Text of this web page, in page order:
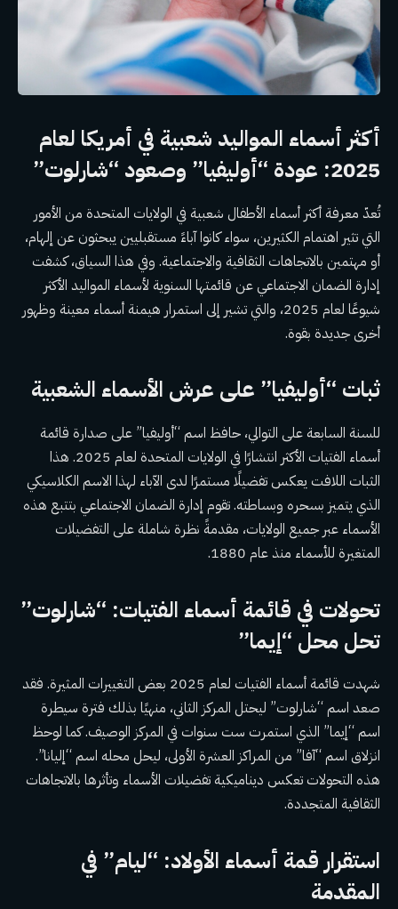
أكثر أسماء المواليد شعبية في أمريكا لعام
2025: عودة “أوليفيا” وصعود “شارلوت”
تُعدّ معرفة أكثر أسماء الأطفال شعبية في الولايات المتحدة من الأمور
التي تثير اهتمام الكثيرين، سواء كانوا آباءً مستقبليين يبحثون عن إلهام،
أو مهتمين بالاتجاهات الثقافية والاجتماعية. وفي هذا السياق، كشفت
إدارة الضمان الاجتماعي عن قائمتها السنوية لأسماء المواليد الأكثر
شيوعًا لعام 2025، والتي تشير إلى استمرار هيمنة أسماء معينة وظهور
أخرى جديدة بقوة.
ثبات “أوليفيا” على عرش الأسماء الشعبية
للسنة السابعة على التوالي، حافظ اسم “أوليفيا” على صدارة قائمة
أسماء الفتيات الأكثر انتشارًا في الولايات المتحدة لعام 2025. هذا
الثبات اللافت يعكس تفضيلًا مستمرًا لدى الآباء لهذا الاسم الكلاسيكي
الذي يتميز بسحره وبساطته. تقوم إدارة الضمان الاجتماعي بتتبع هذه
الأسماء عبر جميع الولايات، مقدمةً نظرة شاملة على التفضيلات
المتغيرة للأسماء منذ عام 1880.
تحولات في قائمة أسماء الفتيات: “شارلوت”
تحل محل “إيما”
شهدت قائمة أسماء الفتيات لعام 2025 بعض التغييرات المثيرة. فقد
صعد اسم “شارلوت” ليحتل المركز الثاني، منهيًا بذلك فترة سيطرة
اسم “إيما” الذي استمرت ست سنوات في المركز الوصيف. كما لوحظ
انزلاق اسم “آفا” من المراكز العشرة الأولى، ليحل محله اسم “إليانا”.
هذه التحولات تعكس ديناميكية تفضيلات الأسماء وتأثرها بالاتجاهات
الثقافية المتجددة.
استقرار قمة أسماء الأولاد: “ليام” في
المقدمة